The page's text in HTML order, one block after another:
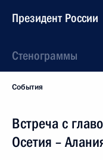
Президент России
Стенограммы
События
Встреча с
Осетия –